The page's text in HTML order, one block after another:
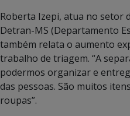
Roberta Izepi, atua no setor
Detran-MS (Departamento
também relata o aumento
trabalho de triagem. “A
podermos organizar e
das pessoas. São muitos
roupas”.